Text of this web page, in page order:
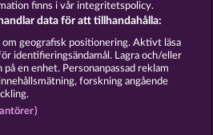
FAQ Facebook
om att ångra köpet
finns i vår integritetspolicy.
data för att tillhandahålla:
geografisk positionering. Aktivt läsa
identifieringsändamål. Lagra och/eller
en enhet. Personanpassad reklam
forskning angående